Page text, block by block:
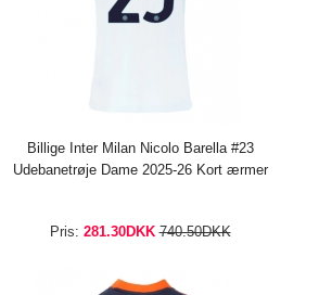
Billige Inter Milan Nicolo Barella #23
Udebanetrøje Dame 2025-26 Kort ærmer
Pris: 281.30DKK 740.50DKK